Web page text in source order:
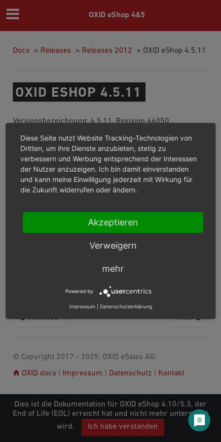
OXID eShop 4&5
Docs » Releases » Releases 2012 » OXID eShop 4.5.11
OXID ESHOP 4.5.11
Versionsbezeichnung: 4.5.11, Revision 46050
VERBESSERUNGEN UND
ANPASSUNGEN
KORREKTUREN
Eine Liste aller mit diesem Patch behobenen Bugs finden
esales.com/changelog_page.php?version_id=134
Next
Previous
© Copyright 2017 - 2025, OXID eSales AG.
OXID docs Impressum Datenschutz Kontakt
Dies ist die Dokumentation für OXID eShop 4.10/5.3, der
End of Life (EOL) erreicht hat und nicht mehr unterstützt
wird.
Ich habe verstanden
Diese Seite nutzt Website Tracking-Technologien von
Dritten, um ihre Dienste anzubieten, stetig zu
verbessern und Werbung entsprechend der Interessen
der Nutzer anzuzeigen. Ich bin damit einverstanden
und kann meine Einwilligung jederzeit mit Wirkung für
die Zukunft widerrufen oder ändern.
Akzeptieren
Verweigern
mehr
Powered by
Impressum Datenschutzerklärung